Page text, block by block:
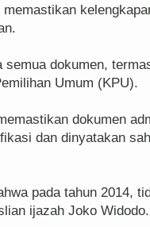
semua dokumen,
Umum (KPU).
dokumen
dan dinyatakan
pada tahun 2014,
ijazah Joko Widodo.